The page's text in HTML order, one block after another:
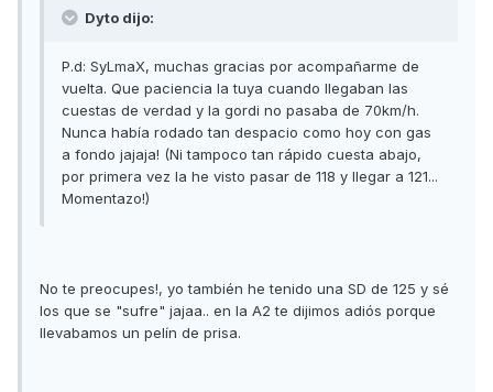
Dyto dijo:
P.d: SyLmaX, muchas gracias por acompañarme de
vuelta. Que paciencia la tuya cuando llegaban las
cuestas de verdad y la gordi no pasaba de 70km/h.
Nunca había rodado tan despacio como hoy con gas
a fondo jajaja! (Ni tampoco tan rápido cuesta abajo,
por primera vez la he visto pasar de 118 y llegar a 121...
Momentazo!)
No te preocupes!, yo también he tenido una SD de 125 y sé
los que se "sufre" jajaa.. en la A2 te dijimos adiós porque
llevabamos un pelín de prisa.